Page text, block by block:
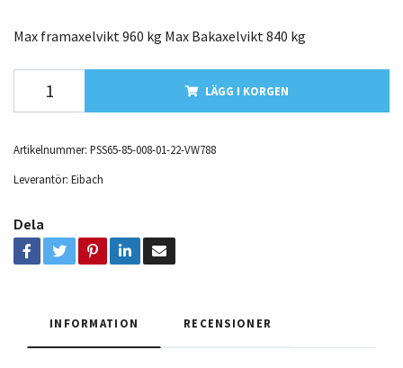
Max framaxelvikt 960 kg Max Bakaxelvikt 840 kg
LÄGG I KORGEN
Artikelnummer: PSS65-85-008-01-22-VW788
Leverantör: Eibach
Dela
INFORMATION RECENSIONER